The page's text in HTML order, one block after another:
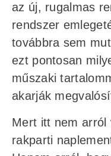
az új, rugalmas
rendszer
továbbra sem
ezt pontosan
műszaki
akarják
Mert itt nem arról
rakparti